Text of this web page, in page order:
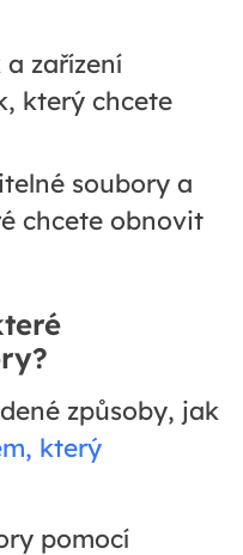
zařízení
který chcete
soubory a
chcete obnovit
způsoby, jak
který
pomocí